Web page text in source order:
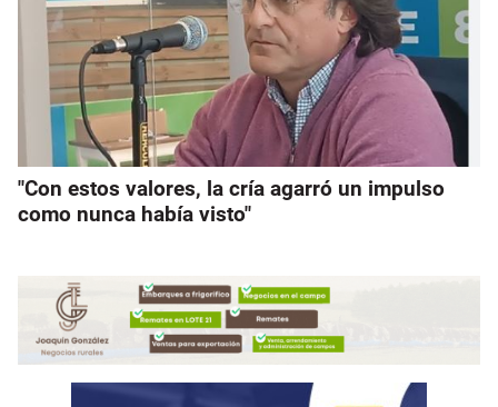
"Con estos valores, la cría agarró un impulso
como nunca había visto"